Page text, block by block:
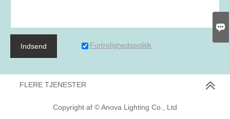
Indsend Fortrolighedspolitik
FLERE TJENESTER
Copyright af © Anova Lighting Co., Ltd
